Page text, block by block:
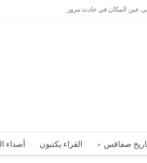
تحتفي بالهوية الصفاقسية وتُمتع جمهور مهرجان
صفاقس القراء يكتبون أصداء